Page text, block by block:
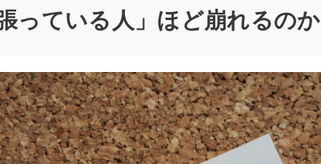
っている人」ほど崩れるのか